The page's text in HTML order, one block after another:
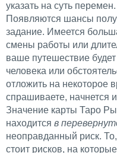
указать на суть перемен.
Появляются шансы
задание. Имеется
смены работы или
ваше путешествие
человека или
отложить на некоторое
спрашиваете, начнется
Значение карты Таро
находится в
неоправданный риск.
стоит рисков, на